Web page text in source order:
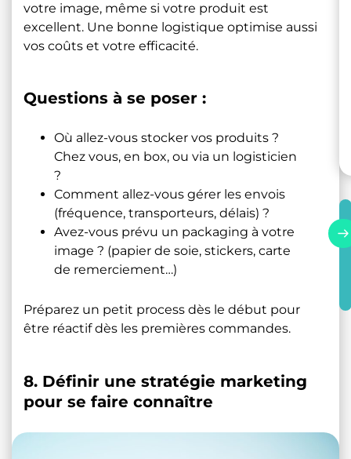
votre image, même si votre produit est
excellent. Une bonne logistique optimise aussi
vos coûts et votre efficacité.
Questions à se poser :
Où allez-vous stocker vos produits ?
Chez vous, en box, ou via un logisticien
?
Comment allez-vous gérer les envois
(fréquence, transporteurs, délais) ?
Avez-vous prévu un packaging à votre
image ? (papier de soie, stickers, carte
de remerciement…)
Préparez un petit process dès le début pour
être réactif dès les premières commandes.
8. Définir une stratégie marketing
pour se faire connaître